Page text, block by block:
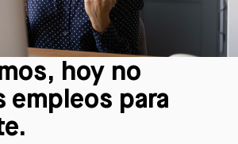
hoy no
empleos para